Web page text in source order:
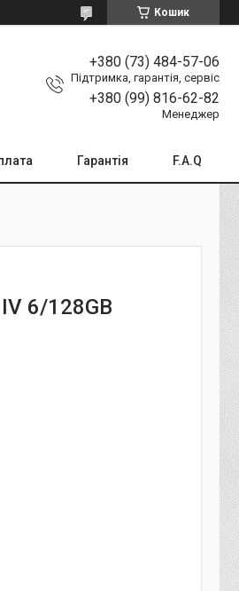
Кошик
+380 (73) 484-57-06
Підтримка, гарантія, сервіс
+380 (99) 816-62-82
Менеджер
Гарантія F.A.Q
6/128GB